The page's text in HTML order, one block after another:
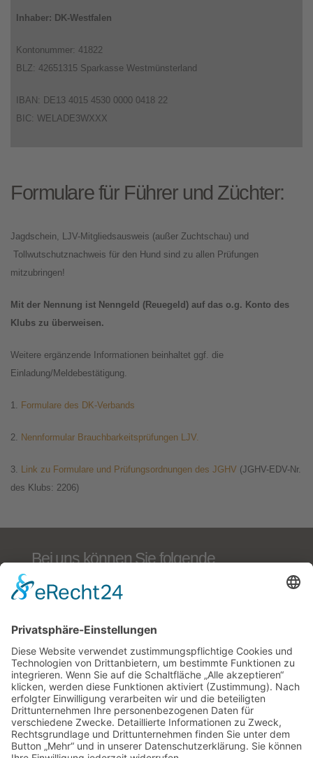
Inhaber: DK-Westfalen
Kontonummer: 41822
BLZ: 42651315 Sparkasse Westmünsterland
IBAN: DE13 4015 4530 0000 0418 22
BIC: WELADE3WXXX
Formulare für Führer und Züchter:
Jagdschein, LJV-Mitgliedsausweis (außer Zuchtschau) und
Tollwutschutznachweis für den Hund sind zu allen Prüfungen
mitzubringen!
Mit der Nennung ist Nenngeld (Reuegeld) auf das o.g. Konto des
Klubs zu überweisen.
Weitere ergänzende Informationen beinhaltet ggf. die
Einladung/Meldebestätigung.
1. Formulare des DK-Verbands
2. Nennformular Brauchbarkeitsprüfungen LJV.
3. Link zu Formulare und Prüfungsordnungen des JGHV (JGHV-EDV-Nr.
des Klubs: 2206)
Bei uns können Sie folgende
ausgeschriebene Zucht- und
Jagdgebrauchshundeprüfungen
BTR, Derby/VJP, Solms/HZP, AZP, VGP, VPS,
VSwP, VFsP, BP §6 und §7 NRW, Dr. Kleemann-
Zuchtausleseprüfung, IKP
PRÜFUNGSTERMINE